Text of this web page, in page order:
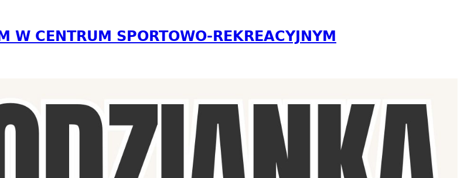
W CENTRUM SPORTOWO-REKREACYJNYM